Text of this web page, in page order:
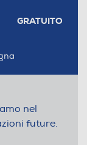
GRATUITO
nel
future.